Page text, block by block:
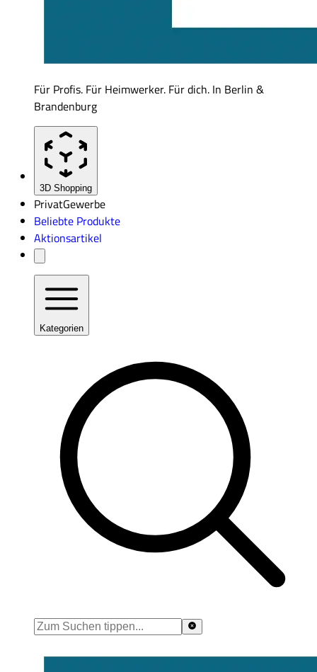
Für Profis. Für Heimwerker. Für dich. In Berlin &
Brandenburg
3D Shopping
PrivatGewerbe
Beliebte Produkte
Aktionsartikel
Kategorien